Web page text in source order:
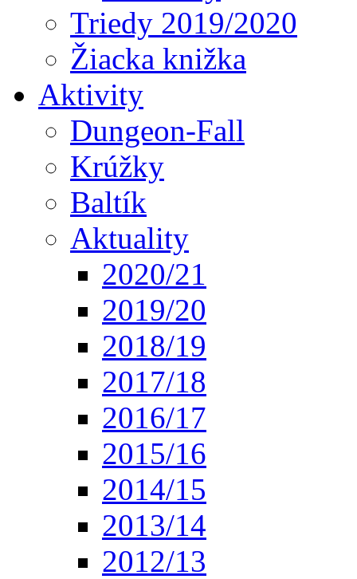
Triedy 2019/2020
Žiacka knižka
Aktivity
Dungeon-Fall
Krúžky
Baltík
Aktuality
2020/21
2019/20
2018/19
2017/18
2016/17
2015/16
2014/15
2013/14
2012/13